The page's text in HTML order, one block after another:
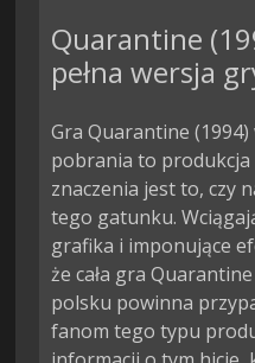
Quarantine
pełna wersja
Gra Quarantine (1994)
pobrania to
znaczenia jest to, czy
tego gatunku.
grafika i imponujące
że cała gra
polsku powinna
fanom tego typu